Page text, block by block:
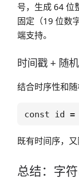
号，生成 64 位
固定（19 位数
端支持。
时间戳 + 随
结合时序性和随
既有时间序，
总结：字